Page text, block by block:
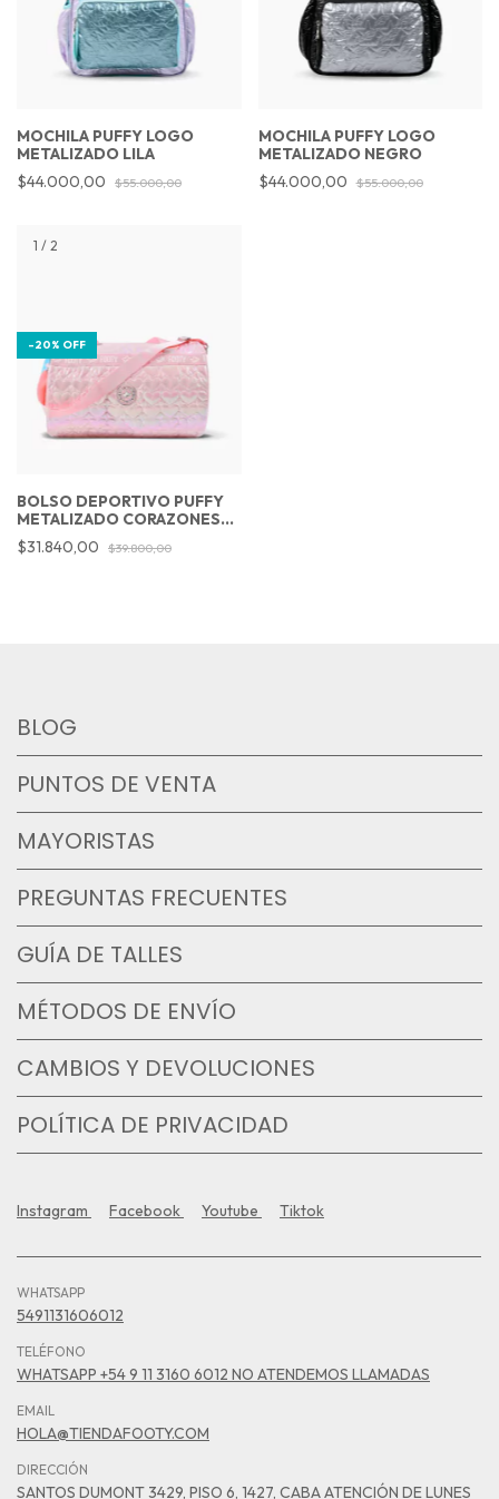
MOCHILA PUFFY LOGO
METALIZADO LILA
$44.000,00
$55.000,00
MOCHILA PUFFY LOGO
METALIZADO NEGRO
$44.000,00
$55.000,00
1 / 2
-20% OFF
BOLSO DEPORTIVO PUFFY
METALIZADO CORAZONES
ROSA
$31.840,00 $39.800,00
BLOG
PUNTOS DE VENTA
MAYORISTAS
PREGUNTAS FRECUENTES
GUÍA DE TALLES
MÉTODOS DE ENVÍO
CAMBIOS Y DEVOLUCIONES
POLÍTICA DE PRIVACIDAD
Instagram Facebook Youtube Tiktok
WHATSAPP
5491131606012
TELÉFONO
WHATSAPP +54 9 11 3160 6012 NO ATENDEMOS LLAMADAS
EMAIL
HOLA@TIENDAFOOTY.COM
DIRECCIÓN
SANTOS DUMONT 3429, PISO 6, 1427, CABA ATENCIÓN DE LUNES